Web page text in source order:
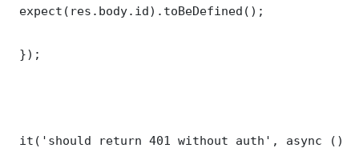
expect(res.body.id).toBeDefined();
});
it('should return 401 without auth', async ()